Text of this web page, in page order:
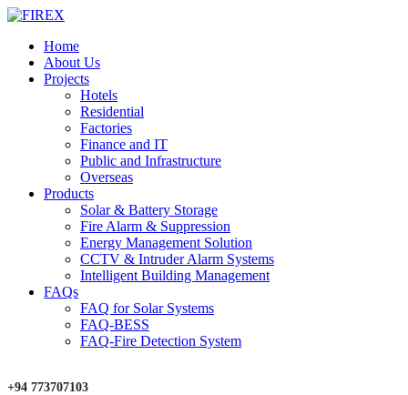
Home
About Us
Projects
Hotels
Residential
Factories
Finance and IT
Public and Infrastructure
Overseas
Products
Solar & Battery Storage
Fire Alarm & Suppression
Energy Management Solution
CCTV & Intruder Alarm Systems
Intelligent Building Management
FAQs
FAQ for Solar Systems
FAQ-BESS
FAQ-Fire Detection System
+94 773707103